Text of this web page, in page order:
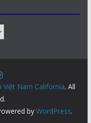
Việt Nam California. All
by WordPress.